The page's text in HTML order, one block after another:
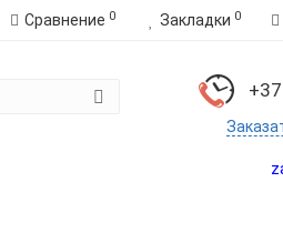
Сравнение 0 Закладки 0